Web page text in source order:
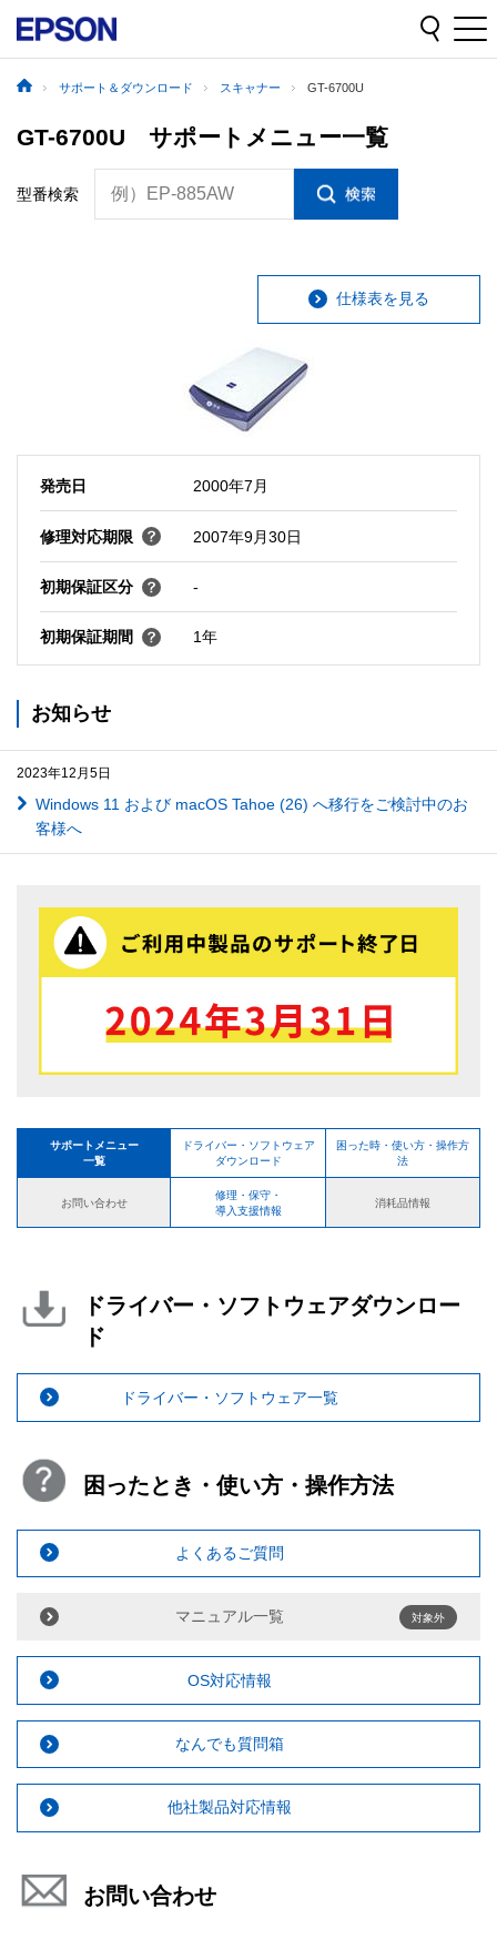
サポート＆ダウンロード スキャナー GT-6700U
GT-6700U サポートメニュー一覧
型番検索 例）EP-885AW
仕様表を見る
発売日 2000年7月
修理対応期限 2007年9月30日
初期保証区分 -
初期保証期間 1年
お知らせ
2023年12月5日
Windows 11 および macOS Tahoe (26) へ移行をご検討中のお
客様へ
サポートメニュー
一覧
ドライバー・ソフトウェア
ダウンロード
困った時・使い方・操作方
法
お問い合わせ
修理・保守・
導入支援情報
消耗品情報
ドライバー・ソフトウェアダウンロー
ド
ドライバー・ソフトウェア一覧
困ったとき・使い方・操作方法
よくあるご質問
マニュアル一覧 対象外
OS対応情報
なんでも質問箱
他社製品対応情報
お問い合わせ